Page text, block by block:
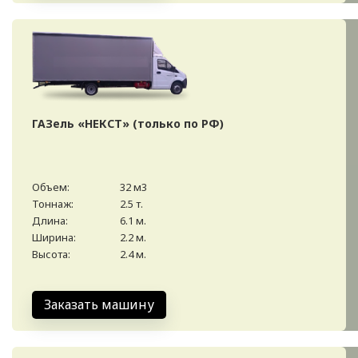
ГАЗель «НЕКСТ» (только по РФ)
Объем:
32 м3
Тоннаж:
2.5 т.
Длина:
6.1 м.
Ширина:
2.2 м.
Высота:
2.4 м.
Заказать машину